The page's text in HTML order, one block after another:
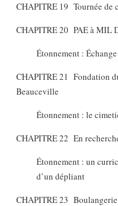
CHAPITRE 19 Tournée de
CHAPITRE 20 PAE à MIL
Étonnement : Échange
CHAPITRE 21 Fondation
Beauceville
Étonnement : le
CHAPITRE 22 En
Étonnement : un
d’un dépliant
CHAPITRE 23